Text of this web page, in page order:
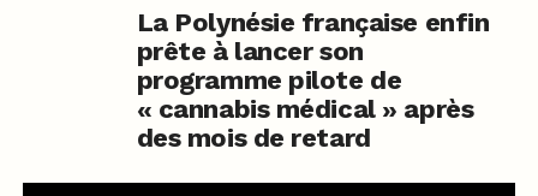
La Polynésie française enfin
prête à lancer son
programme pilote de
« cannabis médical » après
des mois de retard